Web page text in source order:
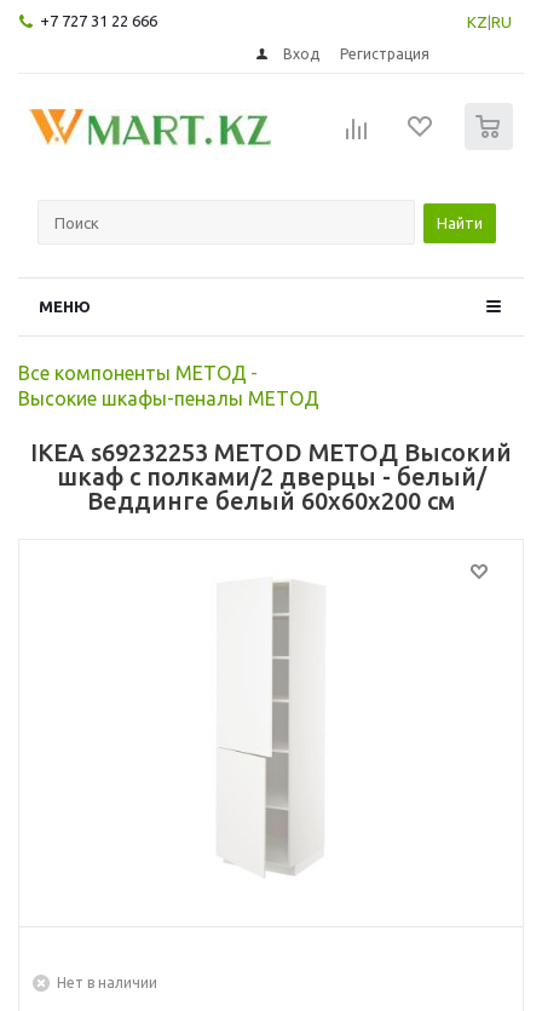
+7 727 31 22 666 KZ RU
Вход Регистрация
Найти
МЕНЮ
Все компоненты МЕТОД -
Высокие шкафы-пеналы МЕТОД
IKEA s69232253 METOD МЕТОД Высокий
шкаф с полками/2 дверцы - белый/
Веддинге белый 60x60x200 см
Нет в наличии